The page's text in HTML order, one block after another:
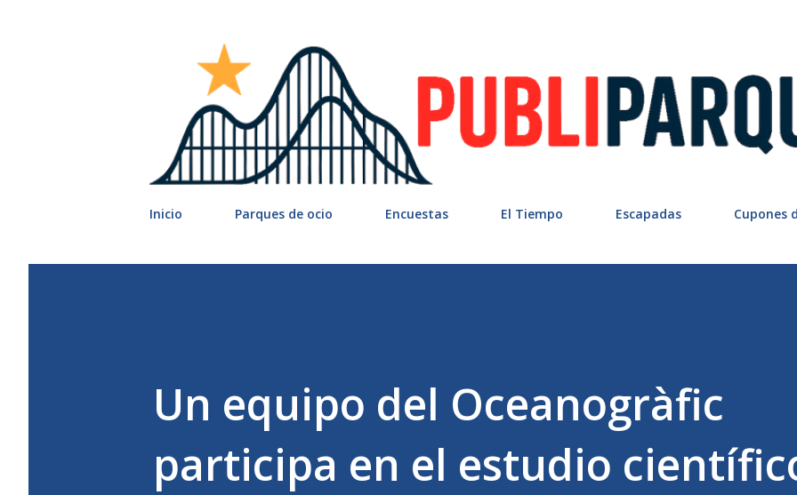
Inicio Parques de ocio Encuestas El Tiempo Escapadas Cupones
Un equipo del Oceanogràfic
participa en el estudio